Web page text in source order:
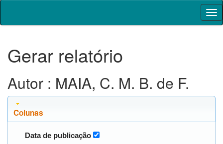
Skip
Gerar relatório
Autor : MAIA, C. M. B. de F.
Colunas
Data de publicação